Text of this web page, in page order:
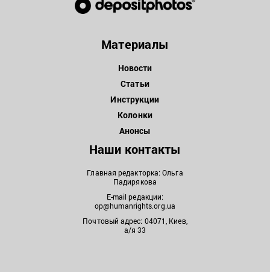
Материалы
Новости
Статьи
Инструкции
Колонки
Анонсы
Наши контакты
Главная редакторка: Ольга
Падирякова
E-mail редакции:
op@humanrights.org.ua
Почтовый адрес: 04071, Киев,
а/я 33